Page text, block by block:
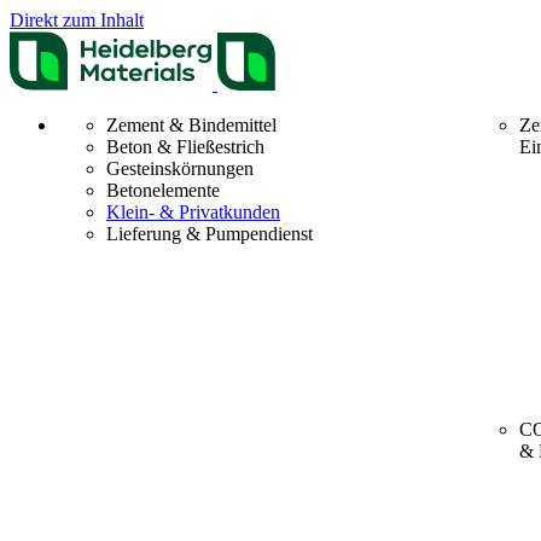
Direkt zum Inhalt
Zement & Bindemittel
Beton & Fließestrich
Gesteinskörnungen
Betonelemente
Klein- & Privatkunden
Lieferung & Pumpendienst
&